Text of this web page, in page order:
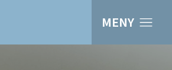
MENY